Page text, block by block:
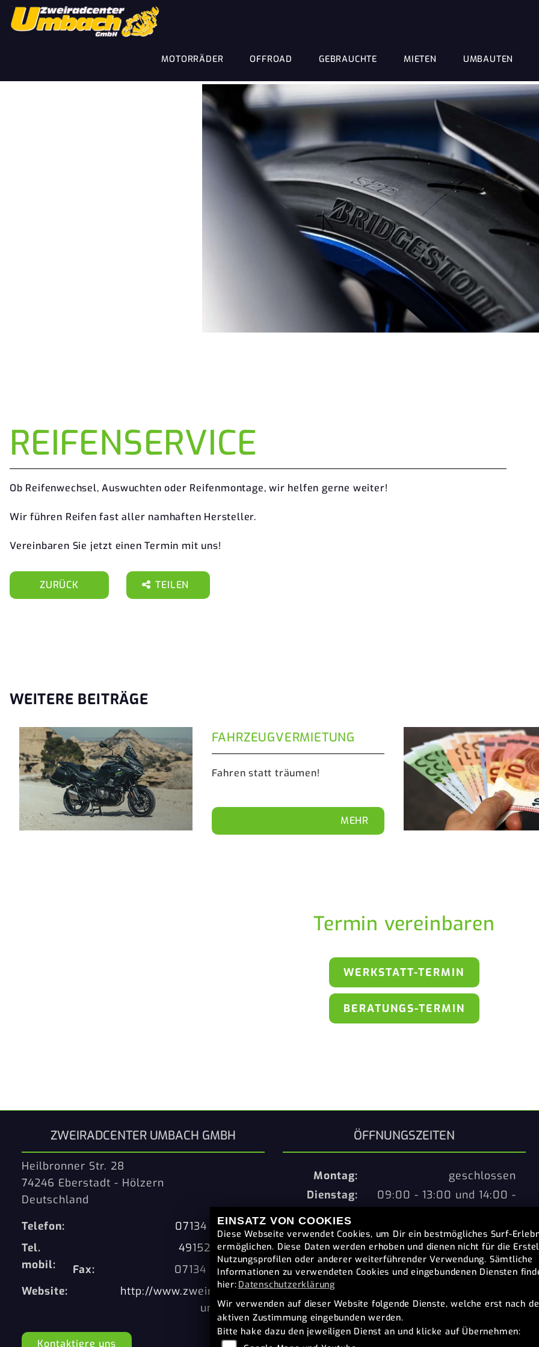
MOTORRÄDER OFFROAD GEBRAUCHTE MIETEN UMBAUTEN
REIFENSERVICE
Ob Reifenwechsel, Auswuchten oder Reifenmontage, wir helfen gerne weiter!
Wir führen Reifen fast aller namhaften Hersteller.
Vereinbaren Sie jetzt einen Termin mit uns!
ZURÜCK TEILEN
WEITERE BEITRÄGE
FAHRZEUGVERMIETUNG
Fahren statt träumen!
MEHR
Termin vereinbaren
WERKSTATT-TERMIN
BERATUNGS-TERMIN
ZWEIRADCENTER UMBACH GMBH
Heilbronner Str. 28
74246 Eberstadt - Hölzern
Deutschland
Telefon:
07134 - 9197207
Tel.
mobil:
4915201703285
Fax:
07134 - 9197208
Website:
http://www.zweiradcenter-
umbach.de/
Kontaktiere uns
ÖFFNUNGSZEITEN
Montag:
geschlossen
Dienstag:
09:00 - 13:00 und 14:00 -
18:00
Mittwoch:
09:00 - 13:00 und 14:00 -
18:00
Donnerstag:
09:00 - 13:00 und 14:00 -
Freitag:
09:00 - 13:00 und 14:00 -
Samstag:
09:00 - 12:00
EINSATZ VON COOKIES
Diese Webseite verwendet Cookies, um Dir ein bestmögliches Surf-
ermöglichen. Diese Daten werden erhoben und dienen nicht für die
Nutzungsprofilen oder anderer weiterführender Verwendung. Sämtliche
Informationen zu verwendeten Cookies und eingebundenen Diensten
hier: Datenschutzerklärung
Wir verwenden auf dieser Website folgende Dienste, welche erst nach
aktiven Zustimmung eingebunden werden.
Bitte hake dazu den jeweiligen Dienst an und klicke auf Übernehmen: